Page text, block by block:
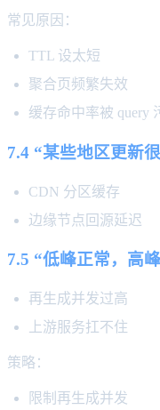
常见原因：
TTL 设太短
聚合页频繁失效
缓存命中率被 query
7.4 “某些地区更新
CDN 分区缓存
边缘节点回源延迟
7.5 “低峰正常，高
再生成并发过高
上游服务扛不住
策略：
限制再生成并发